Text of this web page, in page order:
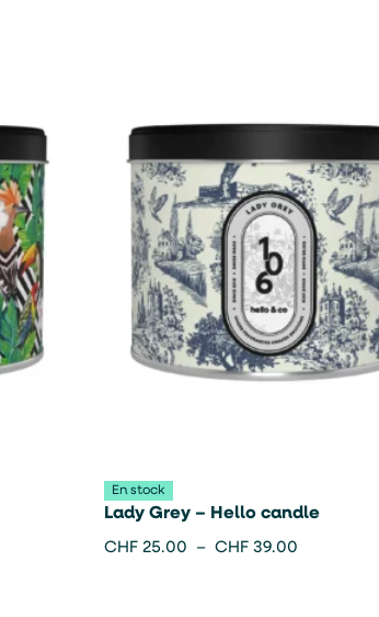
En stock
Lady Grey – Hello candle
CHF 25.00 – CHF 39.00